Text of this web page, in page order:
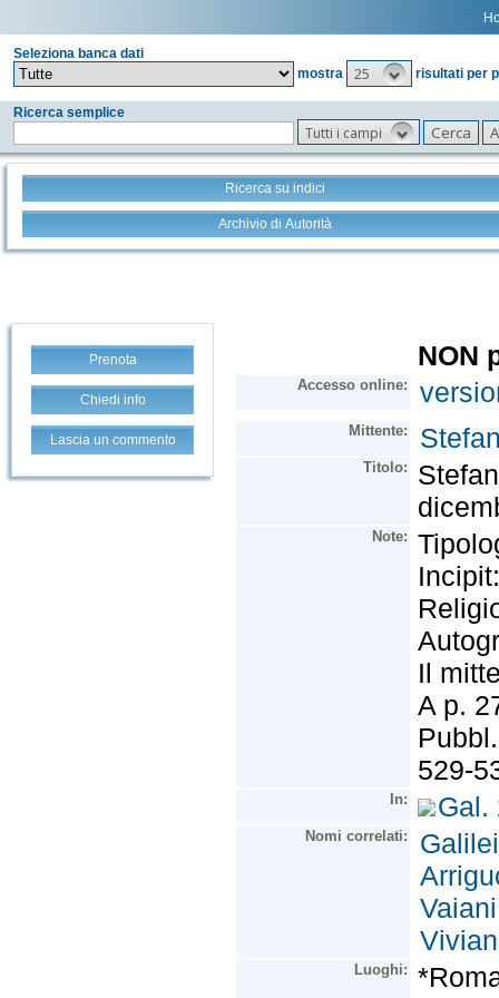
Seleziona banca dati
mostra
25 risultati per
Ricerca semplice
Tutti i campi
Ricerca su indici
Archivio di Autorità
Prenota
Chiedi info
Lascia un commento